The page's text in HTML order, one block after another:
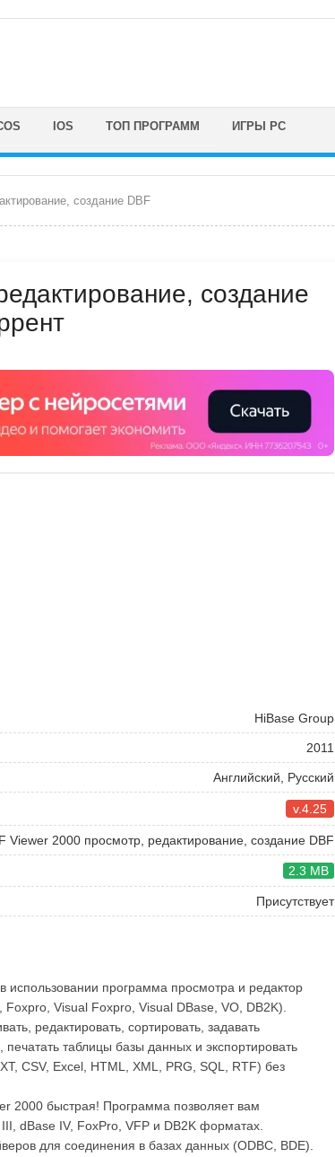
IOS ТОП ПРОГРАММ ИГРЫ PC
создание DBF
создание
HiBase Group
2011
Английский, Русский
v.4.25
Viewer 2000 просмотр, редактирование, создание DBF
2.3 MB
Присутствует
программа просмотра и редактор
Visual Foxpro, Visual DBase, VO, DB2K).
редактировать, сортировать, задавать
таблицы базы данных и экспортировать
CSV, Excel, HTML, XML, PRG, SQL, RTF) без
2000 быстрая! Программа позволяет вам
dBase IV, FoxPro, VFP и DB2K форматах.
для соединения в базах данных (ODBC, BDE).